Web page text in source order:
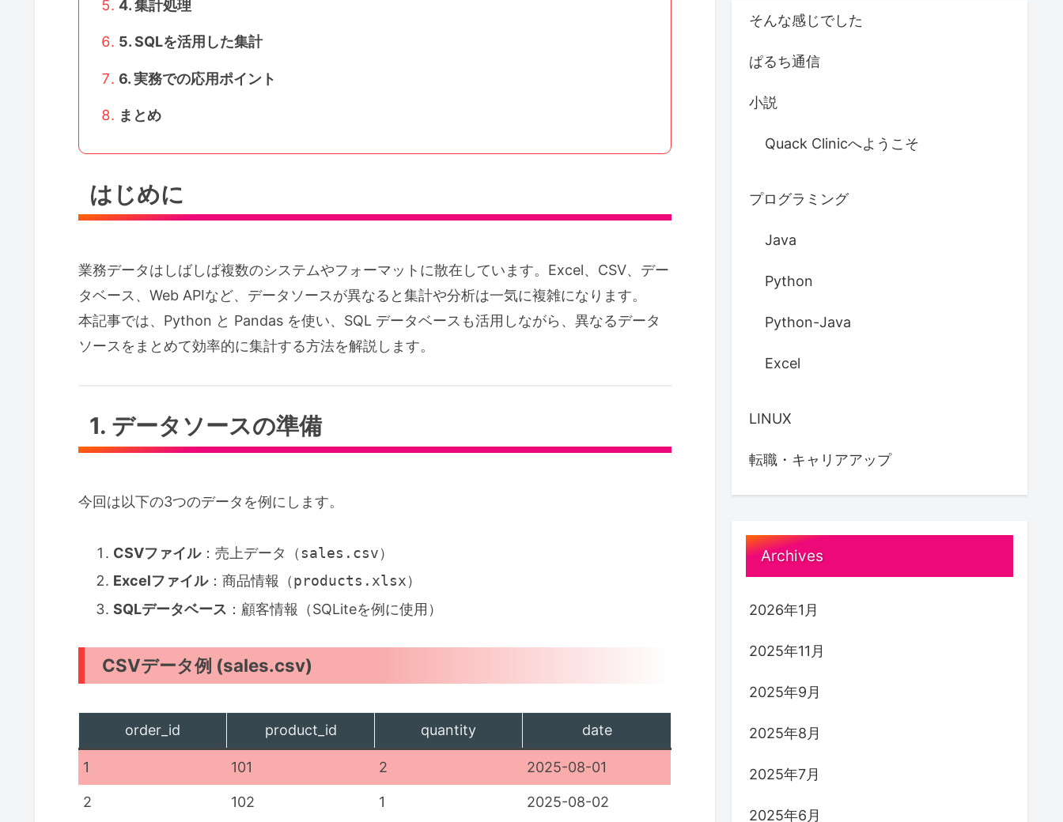
4. 集計処理
5. SQLを活用した集計
6. 実務での応用ポイント
まとめ
はじめに
業務データはしばしば複数のシステムやフォーマットに散在しています。Excel、CSV、デー
タベース、Web APIなど、データソースが異なると集計や分析は一気に複雑になります。
本記事では、Python と Pandas を使い、SQL データベースも活用しながら、異なるデータ
ソースをまとめて効率的に集計する方法を解説します。
1. データソースの準備
今回は以下の3つのデータを例にします。
CSVファイル：売上データ（sales.csv）
Excelファイル：商品情報（products.xlsx）
SQLデータベース ：顧客情報（SQLiteを例に使用）
CSVデータ例 (sales.csv)
order_id product_id quantity date
1 101 2 2025-08-01
2 102 1 2025-08-02
そんな感じでした
ぱるち通信
小説
Quack Clinicへようこそ
プログラミング
Java
Python
Python-Java
Excel
LINUX
転職・キャリアアップ
Archives
2026年1月
2025年11月
2025年9月
2025年8月
2025年7月
2025年6月